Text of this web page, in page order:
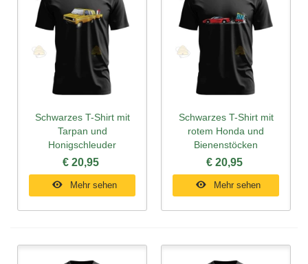
Schwarzes T-Shirt mit
Tarpan und
Honigschleuder
€ 20,95
Mehr sehen
Schwarzes T-Shirt mit
rotem Honda und
Bienenstöcken
€ 20,95
Mehr sehen